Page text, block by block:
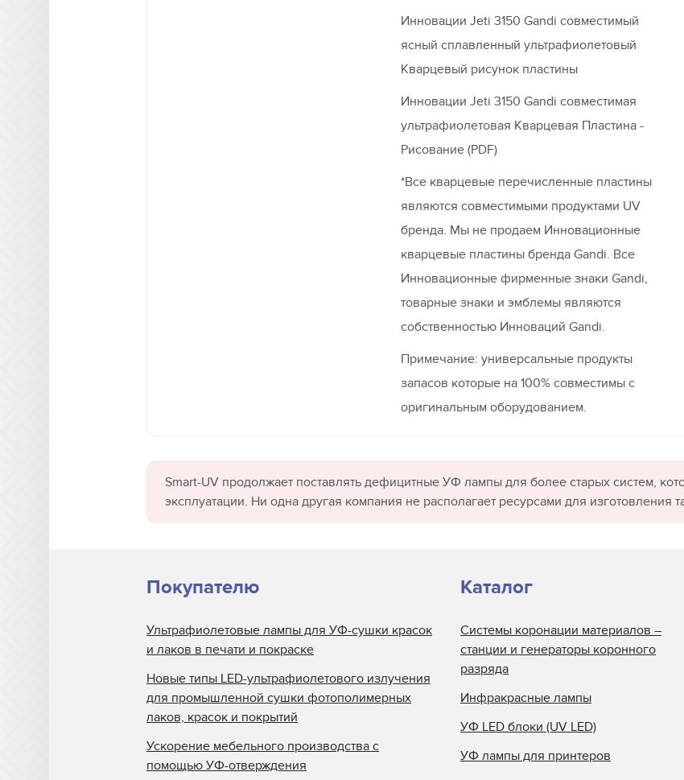
Инновации Jeti 3150 Gandi совместимый
ясный сплавленный ультрафиолетовый
Кварцевый рисунок пластины
Инновации Jeti 3150 Gandi совместимая
ультрафиолетовая Кварцевая Пластина -
Рисование (PDF)
*Все кварцевые перечисленные пластины
являются совместимыми продуктами UV
бренда. Мы не продаем Инновационные
кварцевые пластины бренда Gandi. Все
Инновационные фирменные знаки Gandi,
товарные знаки и эмблемы являются
собственностью Инноваций Gandi.
Примечание: универсальные продукты
запасов которые на 100% совместимы с
оригинальным оборудованием.
Smart-UV продолжает поставлять дефицитные УФ лампы для более старых систем,
эксплуатации. Ни одна другая компания не располагает ресурсами для изготовления
Покупателю
Ультрафиолетовые лампы для УФ-сушки красок
и лаков в печати и покраске
Новые типы LED-ультрафиолетового излучения
для промышленной сушки фотополимерных
лаков, красок и покрытий
Ускорение мебельного производства с
помощью УФ-отверждения
Каталог
Системы коронации материалов –
станции и генераторы коронного
разряда
Инфракрасные лампы
УФ LED блоки (UV LED)
УФ лампы для принтеров